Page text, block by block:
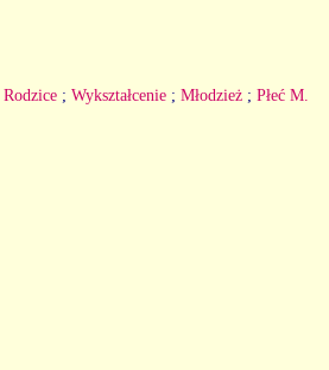
Rodzice ; Wykształcenie ; Młodzież ; Płeć M.